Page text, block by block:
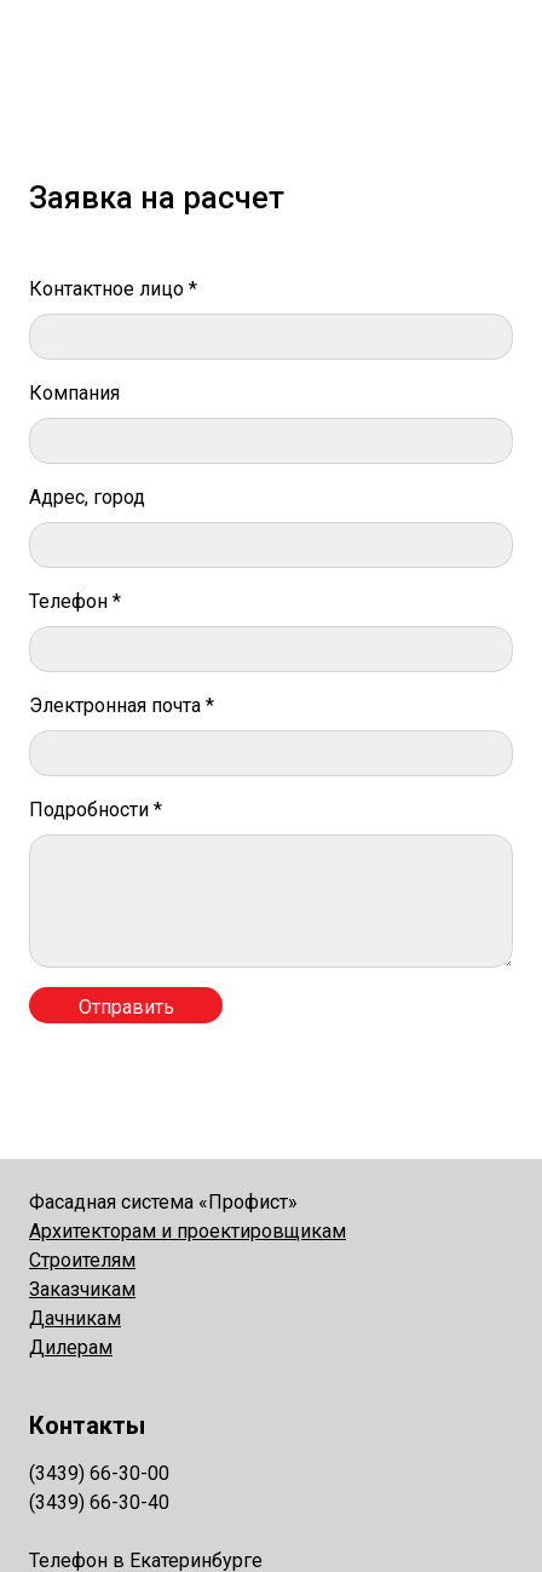
Заявка на расчет
Контактное лицо *
Компания
Адрес, город
Телефон *
Электронная почта *
Подробности *
Фасадная система «Профист»
Архитекторам и проектировщикам
Строителям
Заказчикам
Дачникам
Дилерам
Контакты
(3439) 66-30-00
(3439) 66-30-40
Телефон в Екатеринбурге